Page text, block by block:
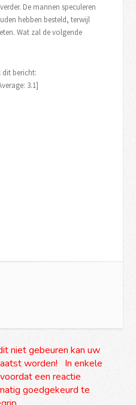
De mannen speculeren
hebben besteld, terwijl
Wat zal de volgende
dit bericht:
3.1]
niet gebeuren kan uw
worden! In enkele
een reactie
goedgekeurd te